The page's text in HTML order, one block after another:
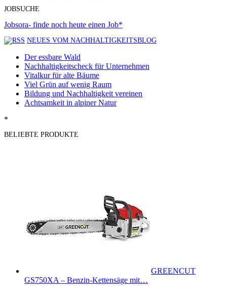
JOBSUCHE
Jobsora- finde noch heute einen Job*
NEUES VOM NACHHALTIGKEITSBLOG
Der essbare Wald
Nachhaltigkeitscheck für Unternehmen
Vitalkur für alte Bäume
Viel Grün auf wenig Raum
Bildung und Nachhaltigkeit vereinen
Achtsamkeit in alpiner Natur
*
BELIEBTE PRODUKTE
GREENCUT
GS750XA – Benzin-Kettensäge mit…